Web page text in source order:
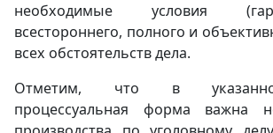
необходимые условия
всестороннего, полного и
всех обстоятельств дела.
Отметим, что в
процессуальная форма важна